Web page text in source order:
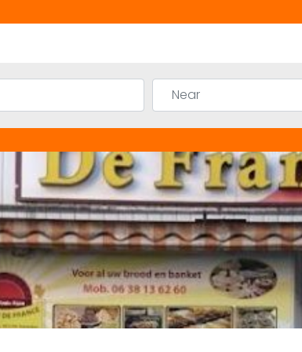
Near